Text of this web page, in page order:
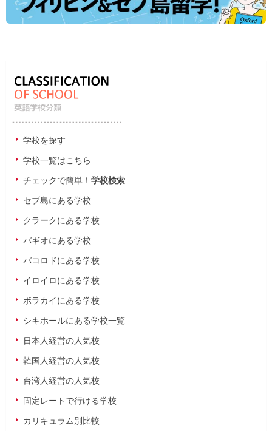
学校を探す
学校一覧はこちら
チェックで簡単！ 学校検索
セブ島にある学校
クラークにある学校
バギオにある学校
バコロドにある学校
イロイロにある学校
ボラカイにある学校
シキホールにある学校一覧
日本人経営の人気校
韓国人経営の人気校
台湾人経営の人気校
固定レートで行ける学校
カリキュラム別比較